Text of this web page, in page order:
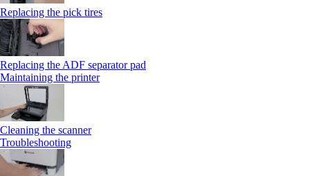
Replacing the pick tires
Replacing the ADF separator pad
Maintaining the printer
Cleaning the scanner
Troubleshooting